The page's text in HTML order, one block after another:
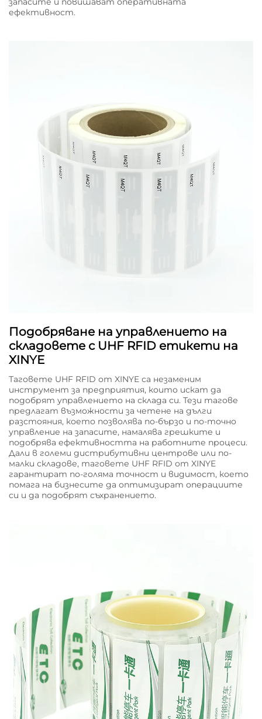
ефективност.
Подобряване на управлението на
складовете с UHF RFID етикети на
XINYE
Таговете UHF RFID от XINYE са незаменим
инструмент за предприятия, които искат да
подобрят управлението на склада си. Тези тагове
предлагат възможности за четене на дълги
разстояния, което позволява по-бързо и по-точно
управление на запасите, намалява грешките и
подобрява ефективността на работните процеси.
Дали в големи дистрибутивни центрове или по-
малки складове, таговете UHF RFID от XINYE
гарантират по-голяма точност и видимост, което
помага на бизнесите да оптимизират операциите
си и да подобрят съхранението.